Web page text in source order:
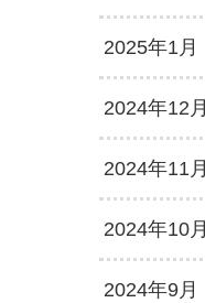
2025年1月
2024年12月
2024年11月
2024年10月
2024年9月